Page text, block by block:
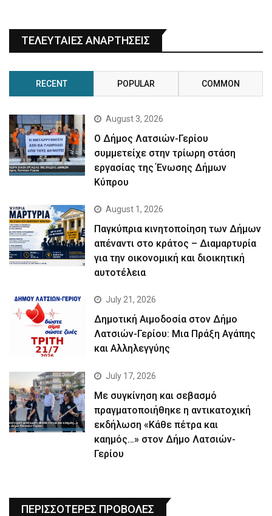
ΤΕΛΕΥΤΑΙΕΣ ΑΝΑΡΤΗΣΕΙΣ
RECENT POPULAR COMMON
August 3, 2026
Ο Δήμος Λατσιών-Γερίου
συμμετείχε στην τρίωρη στάση
εργασίας της Ένωσης Δήμων
Κύπρου
August 1, 2026
Παγκύπρια κινητοποίηση των Δήμων
απέναντι στο κράτος – Διαμαρτυρία
για την οικονομική και διοικητική
αυτοτέλεια
July 21, 2026
Δημοτική Αιμοδοσία στον Δήμο
Λατσιών-Γερίου: Μια Πράξη Αγάπης
και Αλληλεγγύης
July 17, 2026
Με συγκίνηση και σεβασμό
πραγματοποιήθηκε η αντικατοχική
εκδήλωση «Κάθε πέτρα και
καημός…» στον Δήμο Λατσιών-
Γερίου
ΠΕΡΙΣΣΟΤΕΡΕΣ ΠΡΟΒΟΛΕΣ